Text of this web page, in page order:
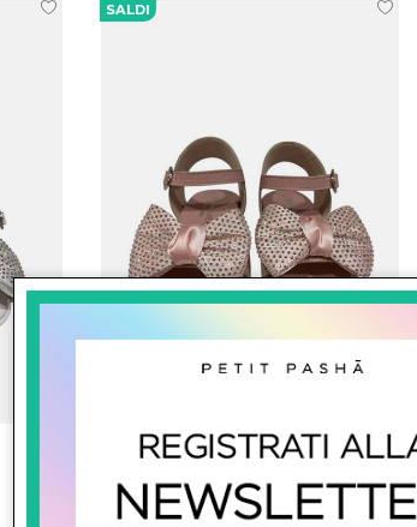
SALDI
babywalker
Sandali Con Fiocco